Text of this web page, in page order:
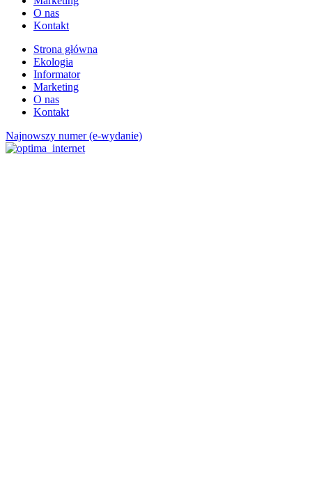
O nas
Kontakt
Strona główna
Ekologia
Informator
Marketing
O nas
Kontakt
Najnowszy numer (e-wydanie)